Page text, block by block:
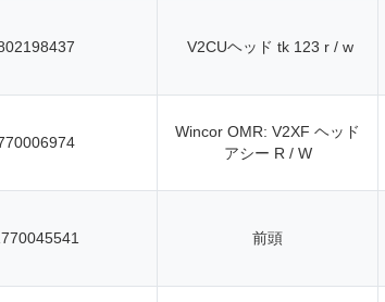
V2CUヘッド tk 123 r / w
Wincor OMR: V2XF ヘッド
アシー R / W
前頭